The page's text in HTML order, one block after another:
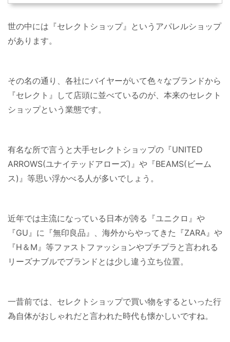
世の中には『セレクトショップ』というアパレルショップ
があります。
その名の通り、各社にバイヤーがいて色々なブランドから
『セレクト』して店頭に並べているのが、本来のセレクト
ショップという業態です。
有名な所で言うと大手セレクトショップの『UNITED
ARROWS(ユナイテッドアローズ)』や『BEAMS(ビーム
ス)』等思い浮かべる人が多いでしょう。
近年では主流になっている日本が誇る『ユニクロ』や
『GU』に『無印良品』、海外からやってきた『ZARA』や
『H＆M』等ファストファッションやプチプラと言われる
リーズナブルでブランドとは少し違う立ち位置。
一昔前では、セレクトショップで買い物をするといった行
為自体がおしゃれだと言われた時代も懐かしいですね。